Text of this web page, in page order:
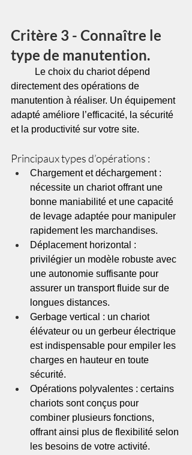
Critère 3 - Connaître le
type de manutention.
directement des opérations de
manutention à réaliser. Un équipement
adapté améliore l’efficacité, la sécurité
et la productivité sur votre site.
Principaux types d’opérations :
Chargement et déchargement :
nécessite un chariot offrant une
bonne maniabilité et une capacité
de levage adaptée pour manipuler
rapidement les marchandises.
Déplacement horizontal :
privilégier un modèle robuste avec
une autonomie suffisante pour
assurer un transport fluide sur de
longues distances.
Gerbage vertical : un chariot
élévateur ou un gerbeur électrique
est indispensable pour empiler les
charges en hauteur en toute
sécurité.
Opérations polyvalentes : certains
chariots sont conçus pour
combiner plusieurs fonctions,
offrant ainsi plus de flexibilité selon
les besoins de votre activité.